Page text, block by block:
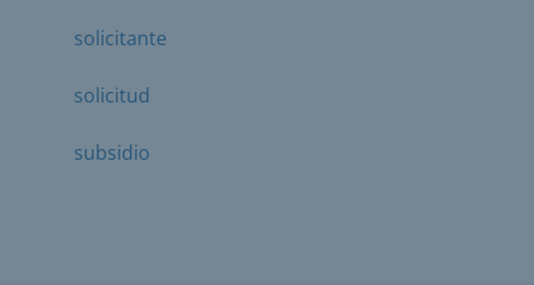
solicitante
solicitud
subsidio